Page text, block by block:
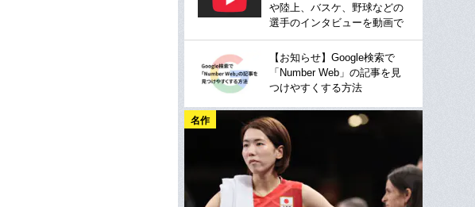
や陸上、バスケ、野球などの
選手のインタビューを動画で
【お知らせ】Google検索で
「Number Web」の記事を見
つけやすくする方法
名作